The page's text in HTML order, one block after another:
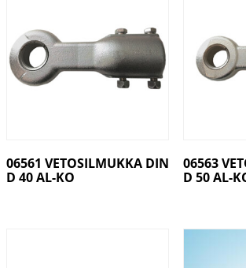
06561 VETOSILMUKKA DIN
D 40 AL-KO
06563
D 50 AL-